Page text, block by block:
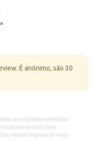
É anónimo, são 30